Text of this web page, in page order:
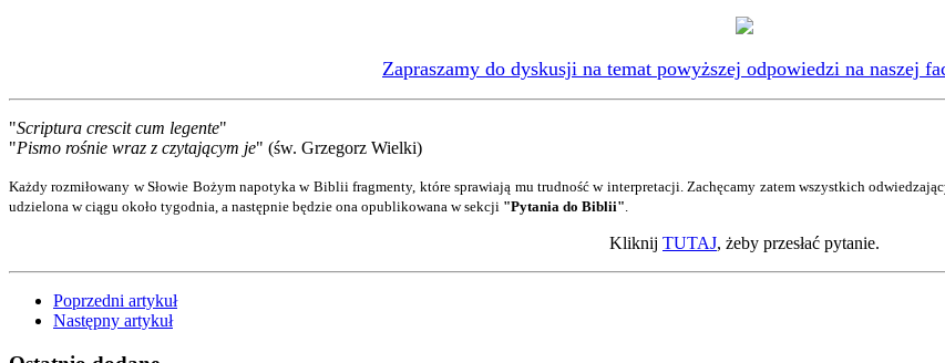
Zapraszamy do dyskusji na temat powyższej odpowiedzi na naszej
"Scriptura crescit cum legente"
"Pismo rośnie wraz z czytającym je" (św. Grzegorz Wielki)
Każdy rozmiłowany w Słowie Bożym napotyka w Biblii fragmenty, które sprawiają mu trudność w interpretacji. Zachęcamy zatem wszystkich
udzielona w ciągu około tygodnia, a następnie będzie ona opublikowana w sekcji "Pytania do Biblii".
Kliknij TUTAJ, żeby przesłać pytanie.
Poprzedni artykuł
Następny artykuł